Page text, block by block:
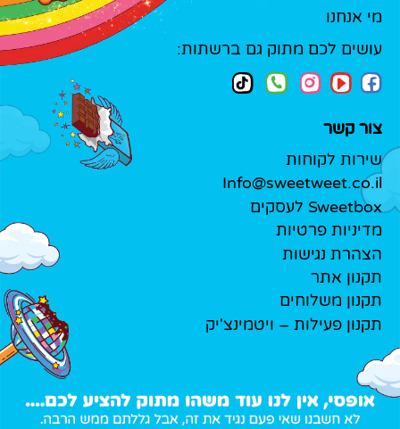
מי אנחנו
עושים לכם מתוק גם ברשתות:
צור קשר
שירות לקוחות
Info@sweetweet.co.il
Sweetbox לעסקים
מדיניות פרטיות
הצהרת נגישות
תקנון אתר
תקנון משלוחים
תקנון פעילות – ויטמינצ'יק